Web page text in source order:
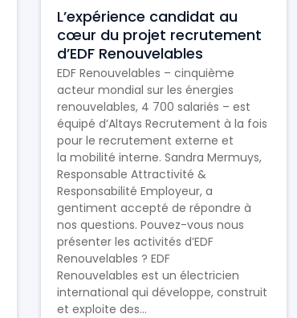
L’expérience candidat au
cœur du projet recrutement
d’EDF Renouvelables
EDF Renouvelables – cinquième
acteur mondial sur les énergies
renouvelables, 4 700 salariés – est
équipé d’Altays Recrutement à la fois
pour le recrutement externe et
la mobilité interne. Sandra Mermuys,
Responsable Attractivité &
Responsabilité Employeur, a
gentiment accepté de répondre à
nos questions. Pouvez-vous nous
présenter les activités d’EDF
Renouvelables ? EDF
Renouvelables est un électricien
international qui développe, construit
et exploite des...